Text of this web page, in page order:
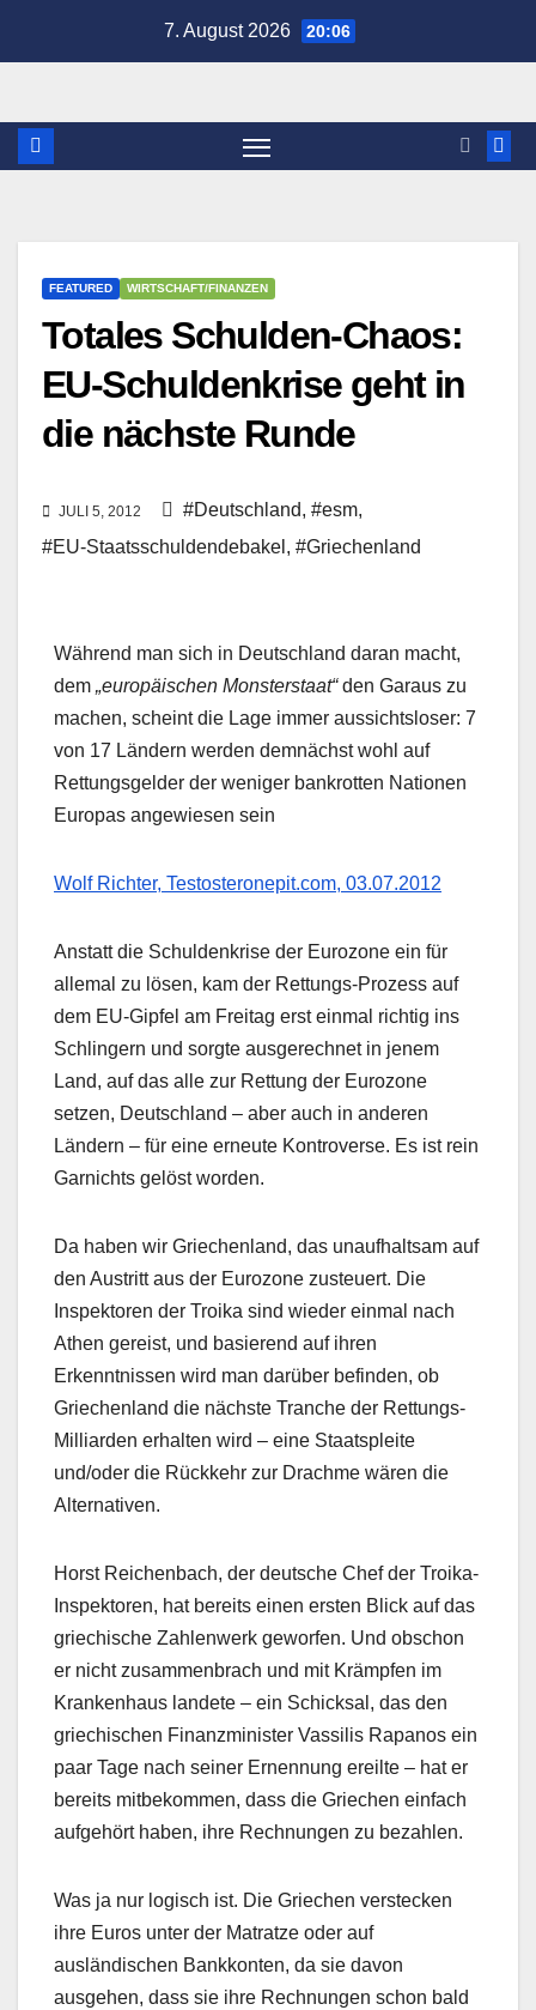
7. August 2026 20:06
FEATURED WIRTSCHAFT/FINANZEN
Totales Schulden-Chaos:
EU-Schuldenkrise geht in
die nächste Runde
JULI 5, 2012 #Deutschland, #esm,
#EU-Staatsschuldendebakel , #Griechenland
Während man sich in Deutschland daran macht,
dem „europäischen Monsterstaat“den Garaus zu
machen, scheint die Lage immer aussichtsloser: 7
von 17 Ländern werden demnächst wohl auf
Rettungsgelder der weniger bankrotten Nationen
Europas angewiesen sein
Wolf Richter, Testosteronepit.com, 03.07.2012
Anstatt die Schuldenkrise der Eurozone ein für
allemal zu lösen, kam der Rettungs-Prozess auf
dem EU-Gipfel am Freitag erst einmal richtig ins
Schlingern und sorgte ausgerechnet in jenem
Land, auf das alle zur Rettung der Eurozone
setzen, Deutschland – aber auch in anderen
Ländern – für eine erneute Kontroverse. Es ist rein
Garnichts gelöst worden.
Da haben wir Griechenland, das unaufhaltsam auf
den Austritt aus der Eurozone zusteuert. Die
Inspektoren der Troika sind wieder einmal nach
Athen gereist, und basierend auf ihren
Erkenntnissen wird man darüber befinden, ob
Griechenland die nächste Tranche der Rettungs-
Milliarden erhalten wird – eine Staatspleite
und/oder die Rückkehr zur Drachme wären die
Alternativen.
Horst Reichenbach, der deutsche Chef der Troika-
Inspektoren, hat bereits einen ersten Blick auf das
griechische Zahlenwerk geworfen. Und obschon
er nicht zusammenbrach und mit Krämpfen im
Krankenhaus landete – ein Schicksal, das den
griechischen Finanzminister Vassilis Rapanos ein
paar Tage nach seiner Ernennung ereilte – hat er
bereits mitbekommen, dass die Griechen einfach
aufgehört haben, ihre Rechnungen zu bezahlen.
Was ja nur logisch ist. Die Griechen verstecken
ihre Euros unter der Matratze oder auf
ausländischen Bankkonten, da sie davon
ausgehen, dass sie ihre Rechnungen schon bald